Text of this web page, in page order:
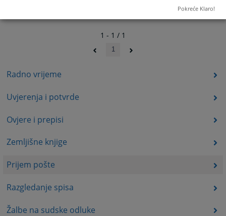
Radno vrijeme
Uvjerenja i potvrde
Ovjere i prepisi
Zemljišne knjige
Prijem pošte
Razgledanje spisa
Žalbe na sudske odluke
1 - 1 / 1
1
Pokreće Klaro!